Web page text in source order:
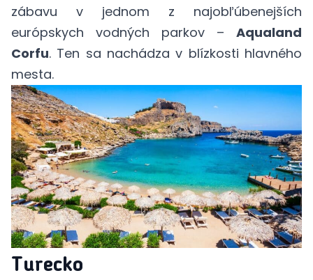
zábavu v jednom z najobľúbenejších
európskych vodných parkov – Aqualand
Corfu. Ten sa nachádza v blízkosti hlavného
mesta.
Turecko